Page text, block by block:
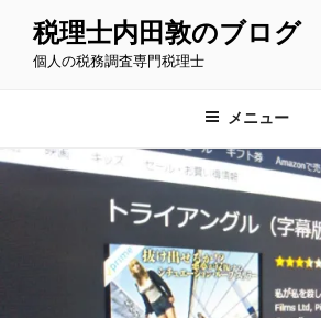
ス
税理士内田敦のブログ
個人の税務調査専門税理士
メニュー